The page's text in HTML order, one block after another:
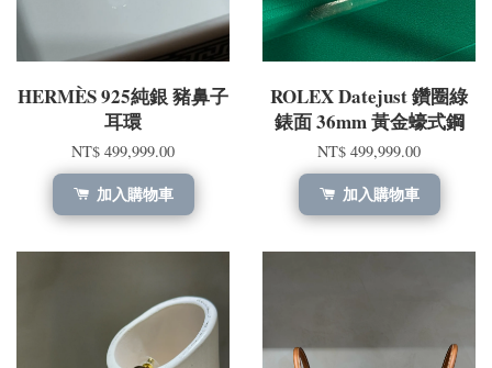
HERMÈS 925純銀 豬鼻子
耳環
NT$ 499,999.00
加入購物車
ROLEX Datejust 鑽圈綠
錶面 36mm 黃金蠔式鋼
NT$ 499,999.00
加入購物車